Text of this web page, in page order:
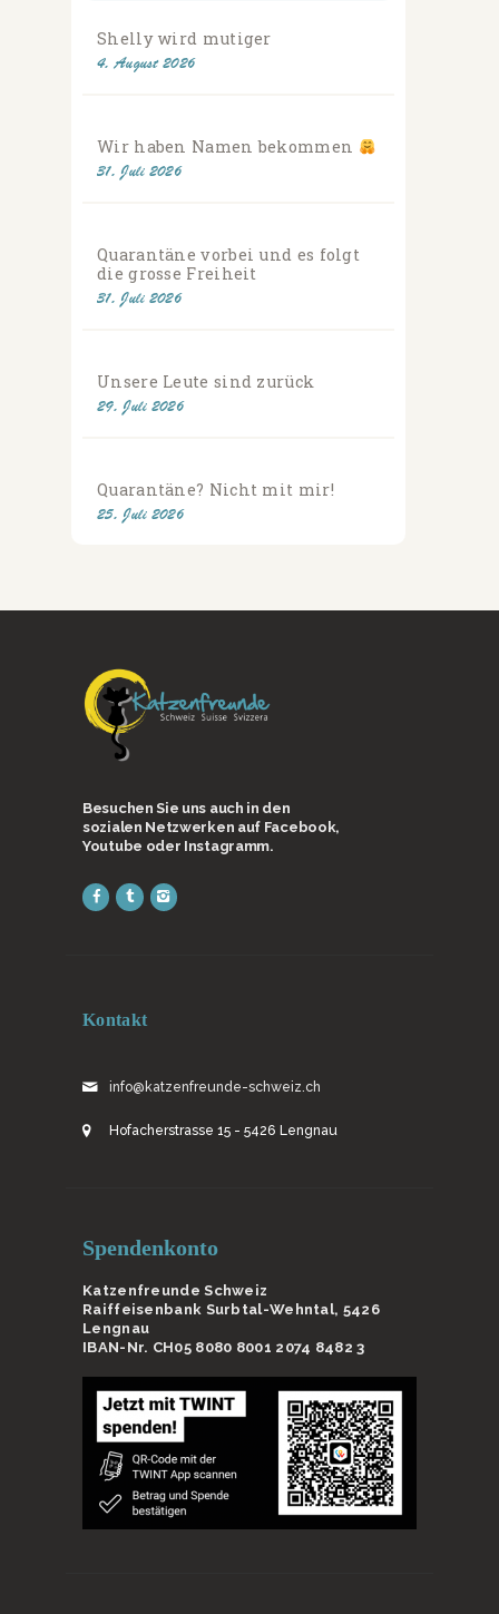
Shelly wird mutiger
4. August 2026
Wir haben Namen bekommen
31. Juli 2026
Quarantäne vorbei und es folgt
die grosse Freiheit
31. Juli 2026
Unsere Leute sind zurück
29. Juli 2026
Quarantäne? Nicht mit mir!
25. Juli 2026
Besuchen Sie uns auch in den
sozialen Netzwerken auf Facebook,
Youtube oder Instagramm.
Kontakt
info@katzenfreunde-schweiz.ch
Hofacherstrasse 15 - 5426 Lengnau
Spendenkonto
Katzenfreunde Schweiz
Raiffeisenbank Surbtal-Wehntal, 5426
Lengnau
IBAN-Nr. CH05 8080 8001 2074 8482 3